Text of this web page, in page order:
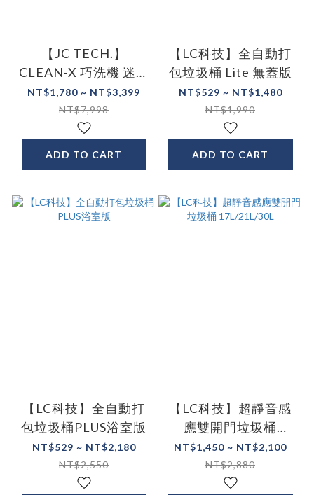
【JC TECH.】
CLEAN-X 巧洗機 迷你
便攜洗衣機
NT$1,780 ~ NT$3,399
NT$7,998
ADD TO CART
【LC科技】全自動打
包垃圾桶 Lite 無蓋版
NT$529 ~ NT$1,480
NT$1,990
ADD TO CART
【LC科技】全自動打
包垃圾桶PLUS浴室版
NT$529 ~ NT$2,180
NT$2,550
【LC科技】超靜音感
應雙開門垃圾桶
17L/21L/30L
NT$1,450 ~ NT$2,100
NT$2,880